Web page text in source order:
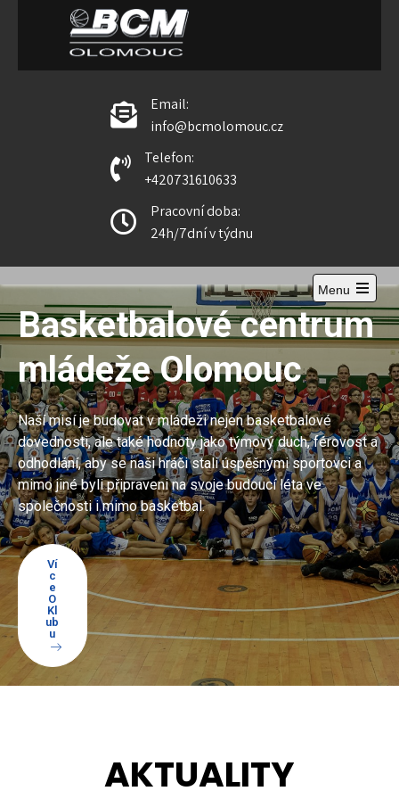
BCM Olomouc
Email:
info@bcmolomouc.cz
Telefon:
+420731610633
Pracovní doba:
24h/7dní v týdnu
Menu
Basketbalové centrum
mládeže Olomouc
Naší misí je budovat v mládeži nejen basketbalové
dovednosti, ale také hodnoty jako týmový duch, férovost a
odhodlání, aby se naši hráči stali úspěšnými sportovci a
mimo jiné byli připraveni na svoje budoucí léta ve
společnosti i mimo basketbal.
Ví
C
E
O
Kl
Ub
U
AKTUALITY